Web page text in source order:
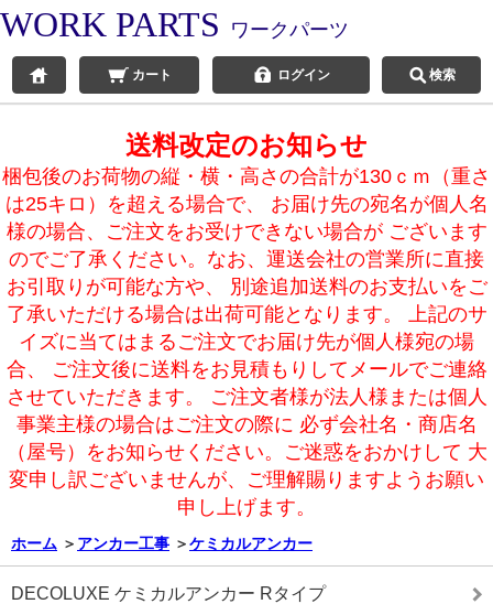
WORK PARTS ワークパーツ
カート ログイン 検索
送料改定のお知らせ
梱包後のお荷物の縦・横・高さの合計が130ｃｍ（重さ
は25キロ）を超える場合で、 お届け先の宛名が個人名
様の場合、ご注文をお受けできない場合が ございます
のでご了承ください。なお、運送会社の営業所に直接
お引取りが可能な方や、 別途追加送料のお支払いをご
了承いただける場合は出荷可能となります。 上記のサ
イズに当てはまるご注文でお届け先が個人様宛の場
合、 ご注文後に送料をお見積もりしてメールでご連絡
させていただきます。 ご注文者様が法人様または個人
事業主様の場合はご注文の際に 必ず会社名・商店名
（屋号）をお知らせください。ご迷惑をおかけして 大
変申し訳ございませんが、ご理解賜りますようお願い
申し上げます。
ホーム ＞ アンカー工事 ＞ケミカルアンカー
DECOLUXE ケミカルアンカー Rタイプ